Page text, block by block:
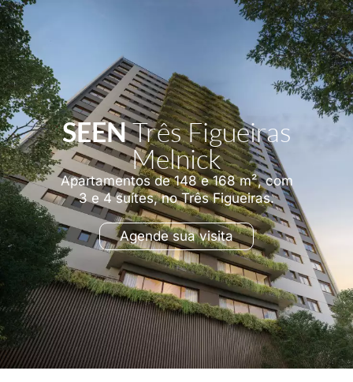
SEENTrês Figueiras
Melnick
Apartamentos de 148 e 168 m², com
3 e 4 suítes, no Três Figueiras.
Agende sua visita